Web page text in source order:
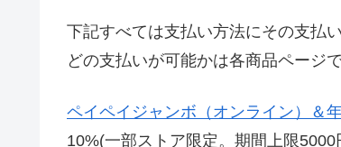
下記すべては支払い方法にその支払
どの支払いが可能かは各商品ページ
ペイペイジャンボ（オンライン）＆
10%(一部ストア限定。期間上限